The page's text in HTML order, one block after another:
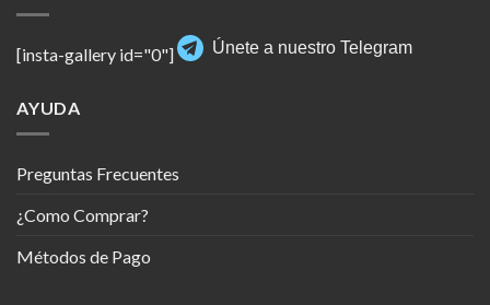
[insta-gallery id="0"] Únete a nuestro Telegram
AYUDA
Preguntas Frecuentes
¿Como Comprar?
Métodos de Pago